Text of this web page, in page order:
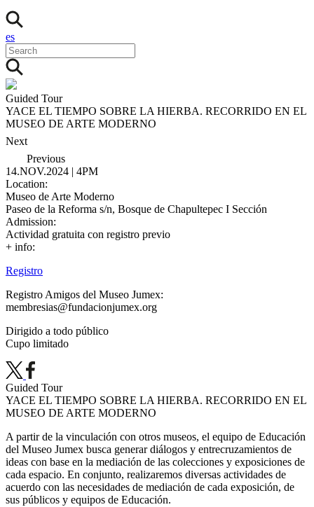
es
Guided Tour
YACE EL TIEMPO SOBRE LA HIERBA. RECORRIDO EN EL
MUSEO DE ARTE MODERNO
Next
Previous
14.NOV.2024 | 4PM
Location:
Museo de Arte Moderno
Paseo de la Reforma s/n, Bosque de Chapultepec I Sección
Admission:
Actividad gratuita con registro previo
+ info:
Registro
Registro Amigos del Museo Jumex:
membresias@fundacionjumex.org
Dirigido a todo público
Cupo limitado
Guided Tour
YACE EL TIEMPO SOBRE LA HIERBA. RECORRIDO EN EL
MUSEO DE ARTE MODERNO
A partir de la vinculación con otros museos, el equipo de Educación
del Museo Jumex busca generar diálogos y entrecruzamientos de
ideas con base en la mediación de las colecciones y exposiciones de
cada espacio. En conjunto, realizaremos diversas actividades de
acuerdo con las necesidades de mediación de cada exposición, de
sus públicos y equipos de Educación.